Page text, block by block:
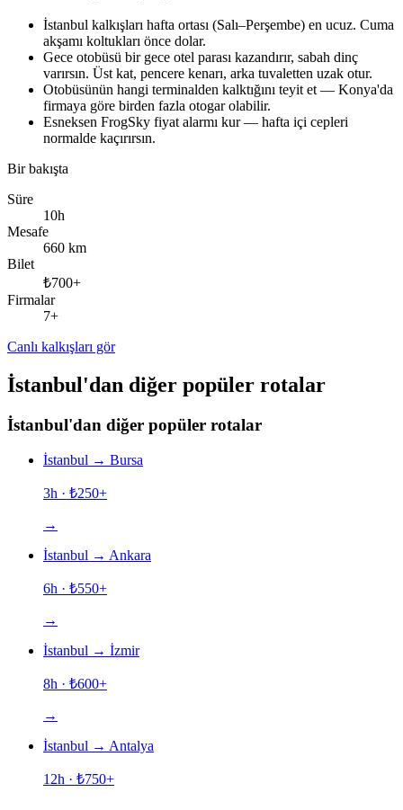
İstanbul kalkışları hafta ortası (Salı–Perşembe) en ucuz. Cuma
akşamı koltukları önce dolar.
Gece otobüsü bir gece otel parası kazandırır, sabah dinç
varırsın. Üst kat, pencere kenarı, arka tuvaletten uzak otur.
Otobüsünün hangi terminalden kalktığını teyit et — Konya'da
firmaya göre birden fazla otogar olabilir.
Esneksen FrogSky fiyat alarmı kur — hafta içi cepleri
normalde kaçırırsın.
Bir bakışta
Süre
10h
Mesafe
660 km
Bilet
₺700+
Firmalar
7+
Canlı kalkışları gör
İstanbul'dan diğer popüler rotalar
İstanbul'dan diğer popüler rotalar
İstanbul → Bursa
3h · ₺250+
→
İstanbul → Ankara
6h · ₺550+
→
İstanbul → İzmir
8h · ₺600+
→
İstanbul → Antalya
12h · ₺750+